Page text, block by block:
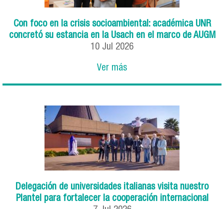
Con foco en la crisis socioambiental: académica UNR
concretó su estancia en la Usach en el marco de AUGM
10 Jul 2026
Ver más
Delegación de universidades italianas visita nuestro
Plantel para fortalecer la cooperación internacional